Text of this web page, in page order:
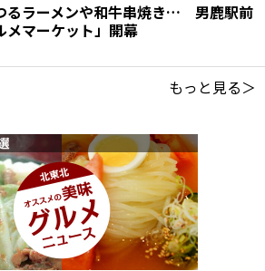
るラーメンや和牛串焼き… 男鹿駅前
メマーケット」開幕
もっと見る＞